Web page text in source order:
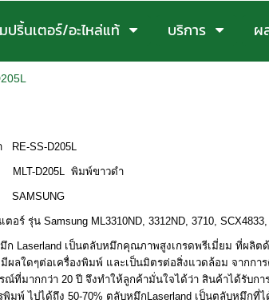
ปริ้นเตอร์/อะไหล่แท้ บริการ ผ
RE-SS-D205L
MLT-D205L พิมพ์ขาวดำ
ตอร์ รุ่น Samsung ML3310ND, 3312ND, 3710, SCX4833,
ก Laserland เป็นตลับหมึกคุณภาพสูงเกรดพรีเมี่ยม ที่ผลิต
ผลใดๆต่อเครื่องพิมพ์ และเป็นมิตรต่อสิ่งแวดล้อม จากก
ณ์ที่มากกว่า 20 ปี จึงทำให้ลูกค้ามั่นใจได้ว่า สินค้าได้รับ
มพ์ ไปได้ถึง 50-70% ตลับหมึก Laserland เป็นตลับหมึกที่ไ